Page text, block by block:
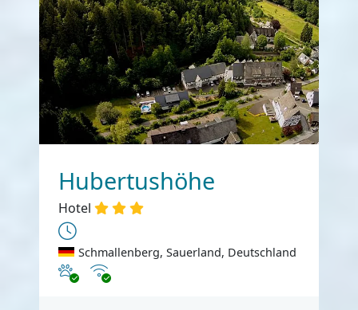
Hubertushöhe
Hotel
Schmallenberg, Sauerland, Deutschland
Haustiere erlaubt
Internet